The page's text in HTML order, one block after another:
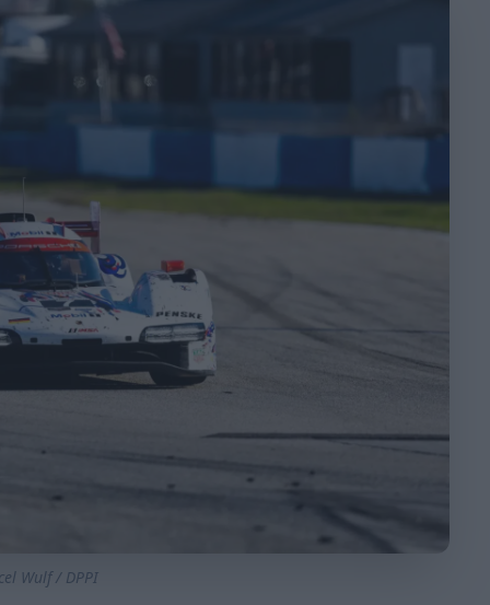
Wulf / DPPI